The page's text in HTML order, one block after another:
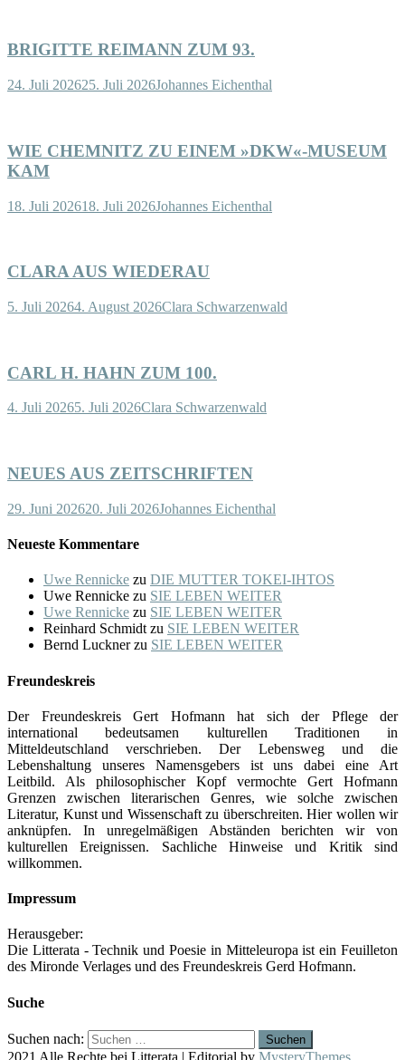
BRIGITTE REIMANN ZUM 93.
24. Juli 202625. Juli 2026Johannes Eichenthal
WIE CHEMNITZ ZU EINEM »DKW«-MUSEUM
KAM
18. Juli 202618. Juli 2026Johannes Eichenthal
CLARA AUS WIEDERAU
5. Juli 20264. August 2026Clara Schwarzenwald
CARL H. HAHN ZUM 100.
4. Juli 20265. Juli 2026Clara Schwarzenwald
NEUES AUS ZEITSCHRIFTEN
29. Juni 202620. Juli 2026Johannes Eichenthal
Neueste Kommentare
Uwe Rennicke zu DIE MUTTER TOKEI-IHTOS
Uwe Rennicke zu SIE LEBEN WEITER
Uwe Rennicke zu SIE LEBEN WEITER
Reinhard Schmidt zu SIE LEBEN WEITER
Bernd Lucknerzu SIE LEBEN WEITER
Freundeskreis
Der Freundeskreis Gert Hofmann hat sich der Pflege der
international bedeutsamen kulturellen Traditionen in
Mitteldeutschland verschrieben. Der Lebensweg und die
Lebenshaltung unseres Namensgebers ist uns dabei eine Art
Leitbild. Als philosophischer Kopf vermochte Gert Hofmann
Grenzen zwischen literarischen Genres, wie solche zwischen
Literatur, Kunst und Wissenschaft zu überschreiten. Hier wollen wir
anknüpfen. In unregelmäßigen Abständen berichten wir von
kulturellen Ereignissen. Sachliche Hinweise und Kritik sind
willkommen.
Impressum
Herausgeber:
Die Litterata - Technik und Poesie in Mitteleuropa ist ein Feuilleton
des Mironde Verlages und des Freundeskreis Gerd Hofmann.
Suche
Suchen nach:
2021 Alle Rechte bei Litterata | Editorial by MysteryThemes